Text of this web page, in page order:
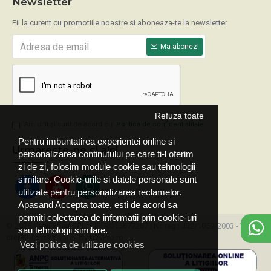
Pentru imbuntatirea experientei online si
personalizarea continutului pe care ti-l oferim
zi de zi, folosim module cookie sau tehnologii
similare. Cookie-urile si datele personale sunt
utilizate pentru personalizarea reclamelor.
Apasand Accepta toate, esti de acord sa
permiti colectarea de informatii prin cookie-uri
sau tehnologii similare.
Vezi politica de utilizare cookies
Refuza toate
Fii la curent cu promotiile noastre si aboneaza-te la newsletter
Ma abonez!
Urmareste-ne si aici
© 2025 ServExpert SRL, CIF: RO15677287 | Nr. reg.: J32/1059/2003 - Toate
drepturile rezervate - by DevPro.ro